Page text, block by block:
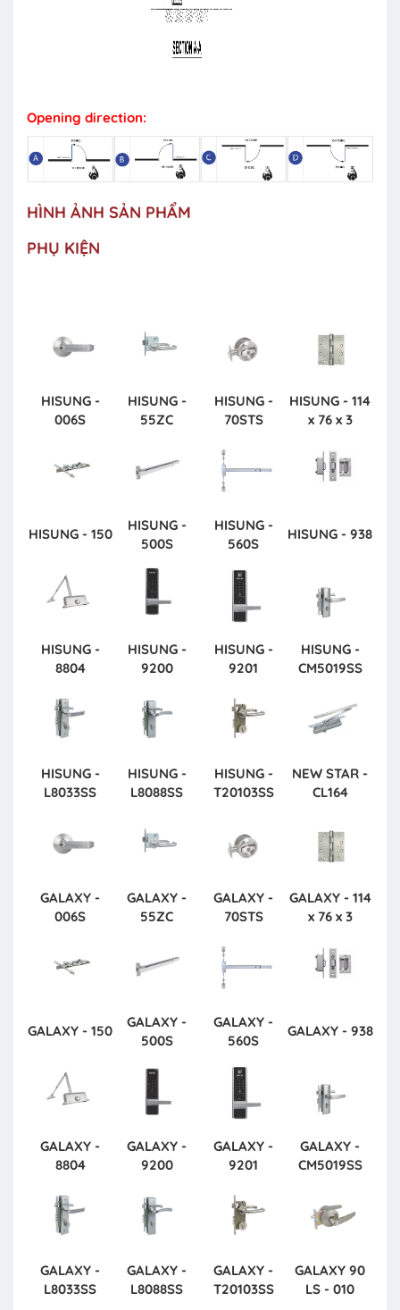
Opening direction:
HÌNH ẢNH SẢN PHẨM
PHỤ KIỆN
HISUNG -
006S
HISUNG -
55ZC
HISUNG -
70STS
HISUNG - 114
x 76 x 3
HISUNG - 150
HISUNG -
500S
HISUNG -
560S
HISUNG - 938
HISUNG -
8804
HISUNG -
9200
HISUNG -
9201
HISUNG -
CM5019SS
HISUNG -
L8033SS
HISUNG -
L8088SS
HISUNG -
T20103SS
NEW STAR -
CL164
GALAXY -
006S
GALAXY -
55ZC
GALAXY -
70STS
GALAXY - 114
x 76 x 3
GALAXY - 150
GALAXY -
500S
GALAXY -
560S
GALAXY - 938
GALAXY -
8804
GALAXY -
9200
GALAXY -
9201
GALAXY -
CM5019SS
GALAXY -
L8033SS
GALAXY -
L8088SS
GALAXY -
T20103SS
GALAXY 90
LS - 010